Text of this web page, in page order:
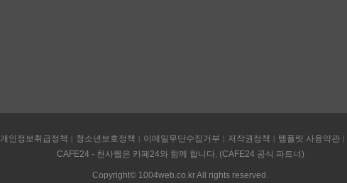
개인정보취급정책 청소년보호정책 이메일무단수집거부 저작권정책 템플릿 사용약관
CAFE24 - 천사웹은 카페24와 함께 합니다. (CAFE24 공식 파트너)
Copyright© 1004web.co.kr All rights reserved.